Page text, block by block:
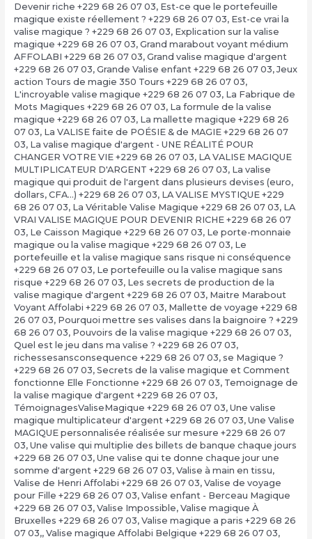
Devenir riche +229 68 26 07 03, Est-ce que le portefeuille
magique existe réellement ? +229 68 26 07 03, Est-ce vrai la
valise magique ? +229 68 26 07 03, Explication sur la valise
magique +229 68 26 07 03, Grand marabout voyant médium
AFFOLABI +229 68 26 07 03, Grand valise magique d'argent
+229 68 26 07 03, Grande Valise enfant +229 68 26 07 03, Jeux
action Tours de magie 350 Tours +229 68 26 07 03,
L'incroyable valise magique +229 68 26 07 03, La Fabrique de
Mots Magiques +229 68 26 07 03, La formule de la valise
magique +229 68 26 07 03, La mallette magique +229 68 26
07 03, La VALISE faite de POÉSIE & de MAGIE +229 68 26 07
03, La valise magique d'argent - UNE RÉALITÉ POUR
CHANGER VOTRE VIE +229 68 26 07 03, LA VALISE MAGIQUE
MULTIPLICATEUR D'ARGENT +229 68 26 07 03, La valise
magique qui produit de l'argent dans plusieurs devises (euro,
dollars, CFA…) +229 68 26 07 03, LA VALISE MYSTIQUE +229
68 26 07 03, La Véritable Valise Magique +229 68 26 07 03, LA
VRAI VALISE MAGIQUE POUR DEVENIR RICHE +229 68 26 07
03, Le Caisson Magique +229 68 26 07 03, Le porte-monnaie
magique ou la valise magique +229 68 26 07 03, Le
portefeuille et la valise magique sans risque ni conséquence
+229 68 26 07 03, Le portefeuille ou la valise magique sans
risque +229 68 26 07 03, Les secrets de production de la
valise magique d'argent +229 68 26 07 03, Maitre Marabout
Voyant Affolabi +229 68 26 07 03, Mallette de voyage +229 68
26 07 03, Pourquoi mettre ses valises dans la baignoire ? +229
68 26 07 03, Pouvoirs de la valise magique +229 68 26 07 03,
Quel est le jeu dans ma valise ? +229 68 26 07 03,
richessesansconsequence +229 68 26 07 03, se Magique ?
+229 68 26 07 03, Secrets de la valise magique et Comment
fonctionne Elle Fonctionne +229 68 26 07 03, Temoignage de
la valise magique d'argent +229 68 26 07 03,
TémoignagesValiseMagique +229 68 26 07 03, Une valise
magique multiplicateur d'argent +229 68 26 07 03, Une Valise
MAGIQUE personnalisée réalisée sur mesure +229 68 26 07
03, Une valise qui multiplie des billets de banque chaque jours
+229 68 26 07 03, Une valise qui te donne chaque jour une
somme d'argent +229 68 26 07 03, Valise à main en tissu,
Valise de Henri Affolabi +229 68 26 07 03, Valise de voyage
pour Fille +229 68 26 07 03, Valise enfant - Berceau Magique
+229 68 26 07 03, Valise Impossible, Valise magique À
Bruxelles +229 68 26 07 03, Valise magique a paris +229 68 26
07 03,, Valise magique Affolabi Belgique +229 68 26 07 03,